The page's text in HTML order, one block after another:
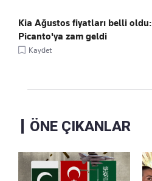
Kia Ağustos fiyatları belli oldu:
Picanto'ya zam geldi
Kaydet
ÖNE ÇIKANLAR